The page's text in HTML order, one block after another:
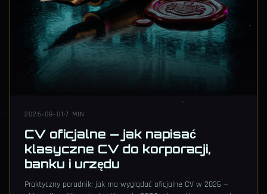
2026-08-01 ·7 MIN
CV oficjalne — jak napisać
klasyczne CV do korporacji,
banku i urzędu
Praktyczny poradnik: jak ma wyglądać oficjalne CV w 2026 —